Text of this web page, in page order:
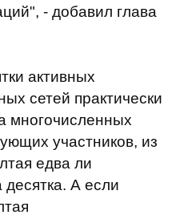
- добавил глава
активных
сетей практически
многочисленных
участников, из
едва ли
десятка. А если